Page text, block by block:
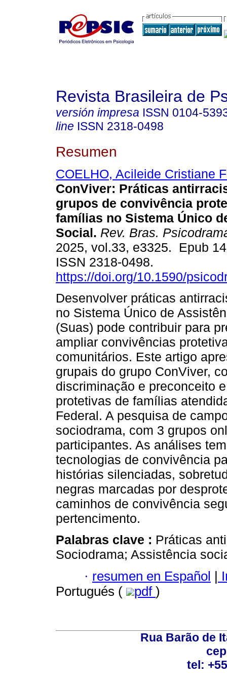
Revista Brasileira de
versión impresa ISSN 0104-
line ISSN 2318-0498
Resumen
COELHO, Acileide Cristiane
ConViver: Práticas
grupos de convivência
famílias no Sistema Único
Social. Rev. Bras.
2025, vol.33, e3325. Epub
ISSN 2318-0498.
https://doi.org/10.1590/
Desenvolver práticas
no Sistema Único de
(Suas) pode contribuir para
ampliar convivências
comunitários. Este artigo
grupais do grupo ConViver,
discriminação e preconceito
protetivas de famílias
Federal. A pesquisa de
sociodrama, com 3 grupos
participantes. As análises
tecnologias de convivência
histórias silenciadas,
negras marcadas por
caminhos de convivência
pertencimento.
Palabras clave : Práticas
Sociodrama; Assistência
· resumen en Español |
Portugués (
pdf )
Rua Barão de
tel: